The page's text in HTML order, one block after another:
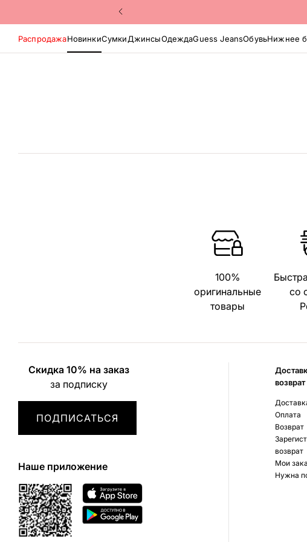
РаспродажаНовинкиСумкиДжинсыОдеждаGuess JeansОбувьНижнее
100%
оригинальные
товары
со
Скидка 10% на заказ
за подписку
ПОДПИСАТЬСЯ
Наше приложение
возврат
Оплата
Возврат
возврат
Мои
Нужна